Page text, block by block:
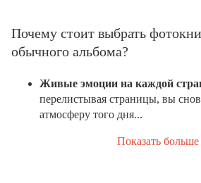
Почему стоит выбрать
обычного альбома?
Живые эмоции на каждой
перелистывая страницы, вы
атмосферу того дня...
Показать больше